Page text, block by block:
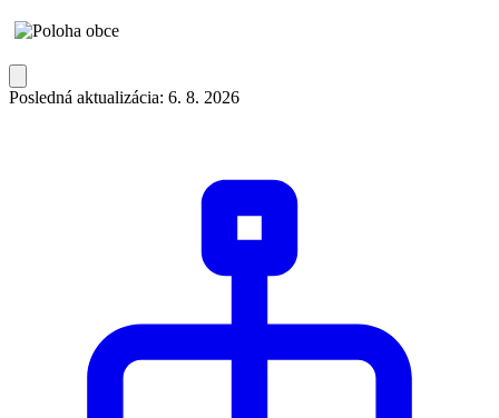
Posledná aktualizácia: 6. 8. 2026